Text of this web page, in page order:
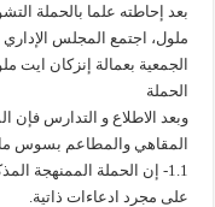
بعد إحاطته علما بالحملة
ملول، اجتمع المجلس
الجمعية بعمالة إنزكان ايت
الحملة
وبعد الاطلاع و التدارس فإن
المقاهي والمطاعم بسوس
1.1- إن الحملة الممنهجة
على مجرد ادعاءات ذاتية.